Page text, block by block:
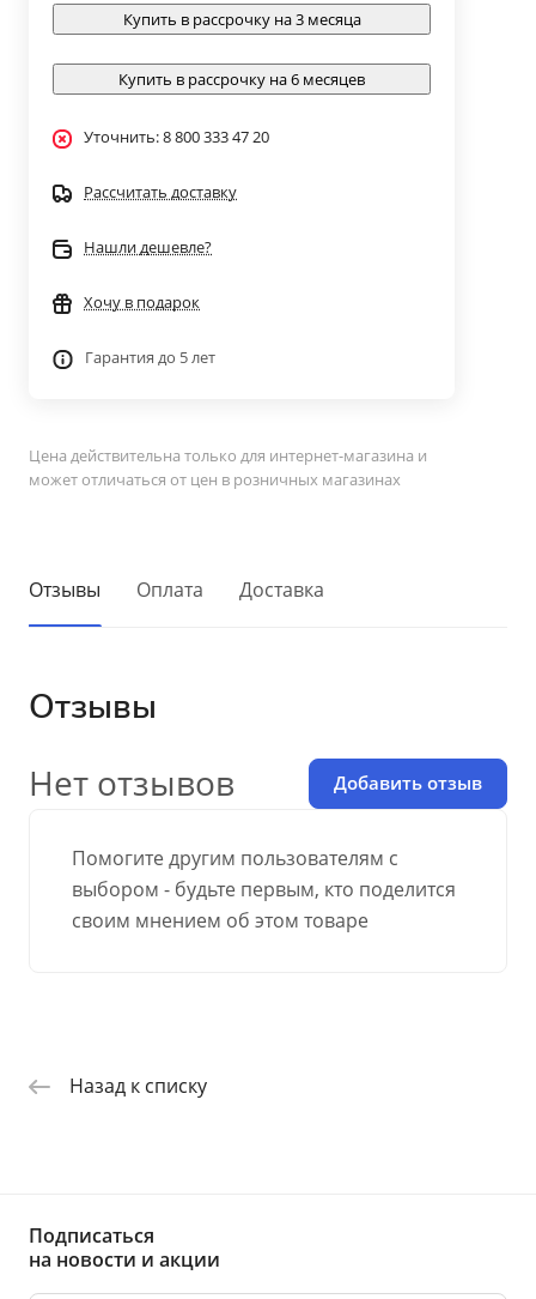
Купить в рассрочку на 3 месяца
Купить в рассрочку на 6 месяцев
Уточнить: 8 800 333 47 20
Рассчитать доставку
Нашли дешевле?
Хочу в подарок
Гарантия до 5 лет
Цена действительна только для интернет-магазина и
может отличаться от цен в розничных магазинах
Отзывы Оплата Доставка
Отзывы
Помогите другим пользователям с
выбором - будьте первым, кто поделится
своим мнением об этом товаре
Нет отзывов Добавить отзыв
Назад к списку
Подписаться
на новости и акции